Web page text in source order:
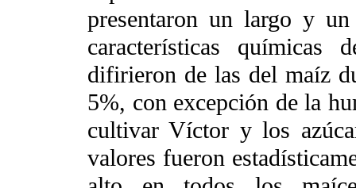
presentaron un largo y
características
difirieron de las del maíz
5%, con excepción de la
cultivar Víctor y los
valores fueron